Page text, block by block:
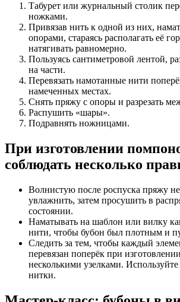
Табурет или журнальный столик
ножками.
Привязав нить к одной из них,
опорами, стараясь располагать её
натягивать равномерно.
Пользуясь сантиметровой лентой,
на части.
Перевязать намотанные нити
намеченных местах.
Снять пряжу с опоры и разрезать
Распушить «шары».
Подравнять ножницами.
При изготовлении
соблюдать несколько
Волнистую после роспуска пряжу
увлажнить, затем просушить в
состоянии.
Наматывать на шаблон или вилку
нити, чтобы бубон был плотным и
Следить за тем, чтобы каждый
перевязан поперёк при
несколькими узелками.
нитки.